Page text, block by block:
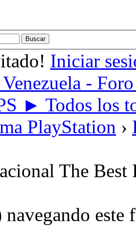
Iniciar
-
► Todos los
PlayStation ›
The Best
navegando